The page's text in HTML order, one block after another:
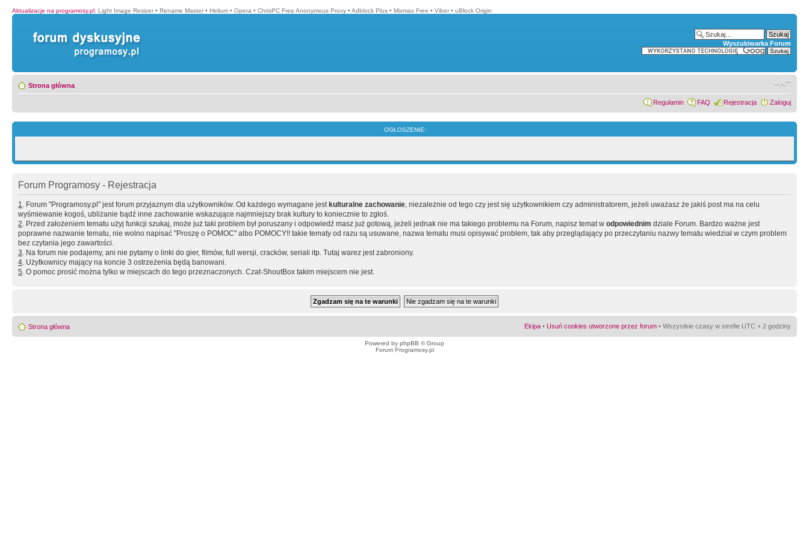
Aktualizacje na programosy.pl: Light Image Resizer • Rename Master • Helium • Opera • ChrisPC Free Anonymous Proxy • Adblock Plus • Mixmax Free • Viber • uBlock Origin
Wyszukiwarka Forum
Strona główna
Regulamin FAQ Rejestracja Zaloguj
OGŁOSZENIE:
Forum Programosy - Rejestracja
1. Forum "Programosy.pl" jest forum przyjaznym dla użytkowników. Od każdego wymagane jest kulturalne zachowanie, niezależnie od tego czy jest się użytkownikiem czy administratorem, jeżeli uważasz że jakiś post ma na celu
wyśmiewanie kogoś, ubliżanie bądź inne zachowanie wskazujące najmniejszy brak kultury to koniecznie to zgłoś.
2. Przed założeniem tematu użyj funkcji szukaj, może już taki problem był poruszany i odpowiedź masz już gotową, jeżeli jednak nie ma takiego problemu na Forum, napisz temat w odpowiednim dziale Forum. Bardzo ważne jest
poprawne nazwanie tematu, nie wolno napisać "Proszę o POMOC" albo POMOCY!! takie tematy od razu są usuwane, nazwa tematu musi opisywać problem, tak aby przeglądający po przeczytaniu nazwy tematu wiedział w czym problem
bez czytania jego zawartości.
3. Na forum nie podajemy, ani nie pytamy o linki do gier, filmów, full wersji, cracków, seriali itp. Tutaj warez jest zabroniony.
4. Użytkownicy mający na koncie 3 ostrzeżenia będą banowani.
5. O pomoc prosić można tylko w miejscach do tego przeznaczonych. Czat-ShoutBox takim miejscem nie jest.
Strona główna Ekipa • Usuń cookies utworzone przez forum • Wszystkie czasy w strefie UTC + 2 godziny
Powered by phpBB © Group
Forum Programosy.pl